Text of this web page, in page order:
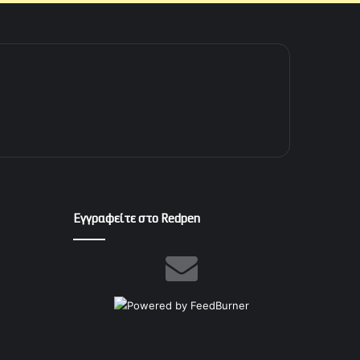
Εγγραφείτε στο Redpen